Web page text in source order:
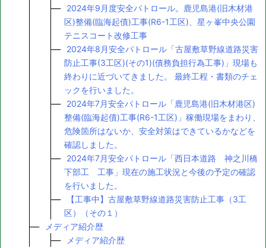
2024年9月度安全パトロール。鹿児島港(旧木材港
区)整備(臨海起債)工事(R6-1工区)、星ヶ峯中央公園
テニスコート改修工事
2024年8月安全パトロール「古屋敷草野線道路災害
防止工事(3工区)(その1)(債務負担行為工事)」現場も
終わりに近づいてきました。 最終工程・書類のチェ
ックを行いました。
2024年7月安全パトロール「鹿児島港(旧木材港区)
整備(臨海起債)工事(R6-1工区)」稼働現場をまわり、
危険箇所はないか、安全対策はできているかなどを
確認しました。
2024年7月安全パトロール「西日本道路 神之川橋
下部工 工事」現在の施工状況と今後の予定の確認
を行いました。
【工事中】古屋敷草野線道路災害防止工事（3工
区）（その１）
メディア紹介歴
メディア紹介歴